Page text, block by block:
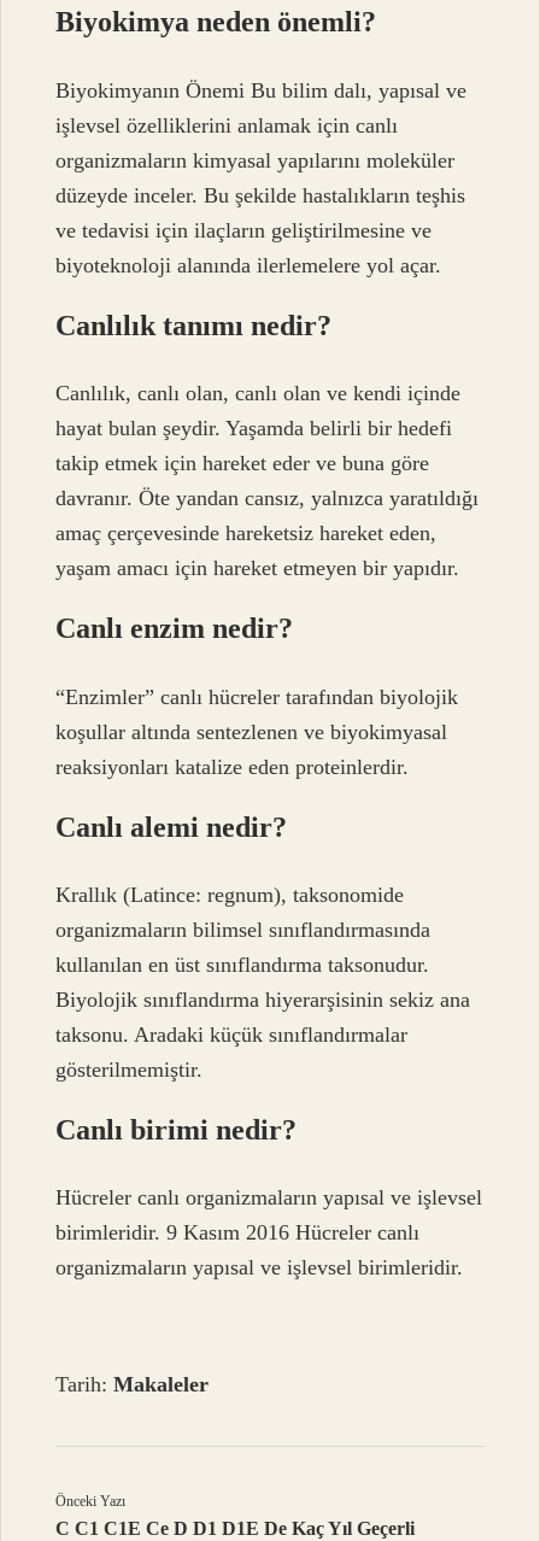
Biyokimya neden önemli?
Biyokimyanın Önemi Bu bilim dalı, yapısal ve
işlevsel özelliklerini anlamak için canlı
organizmaların kimyasal yapılarını moleküler
düzeyde inceler. Bu şekilde hastalıkların teşhis
ve tedavisi için ilaçların geliştirilmesine ve
biyoteknoloji alanında ilerlemelere yol açar.
Canlılık tanımı nedir?
Canlılık, canlı olan, canlı olan ve kendi içinde
hayat bulan şeydir. Yaşamda belirli bir hedefi
takip etmek için hareket eder ve buna göre
davranır. Öte yandan cansız, yalnızca yaratıldığı
amaç çerçevesinde hareketsiz hareket eden,
yaşam amacı için hareket etmeyen bir yapıdır.
Canlı enzim nedir?
“Enzimler” canlı hücreler tarafından biyolojik
koşullar altında sentezlenen ve biyokimyasal
reaksiyonları katalize eden proteinlerdir.
Canlı alemi nedir?
Krallık (Latince: regnum), taksonomide
organizmaların bilimsel sınıflandırmasında
kullanılan en üst sınıflandırma taksonudur.
Biyolojik sınıflandırma hiyerarşisinin sekiz ana
taksonu. Aradaki küçük sınıflandırmalar
gösterilmemiştir.
Canlı birimi nedir?
Hücreler canlı organizmaların yapısal ve işlevsel
birimleridir. 9 Kasım 2016 Hücreler canlı
organizmaların yapısal ve işlevsel birimleridir.
Tarih:Makaleler
Önceki Yazı
C C1 C1E Ce D D1 D1E De Kaç Yıl Geçerli